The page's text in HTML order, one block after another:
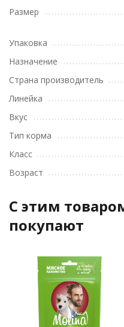
Размер
Упаковка
Назначение
Страна производитель
Линейка
Вкус
Тип корма
Класс
Возраст
C этим
покупают